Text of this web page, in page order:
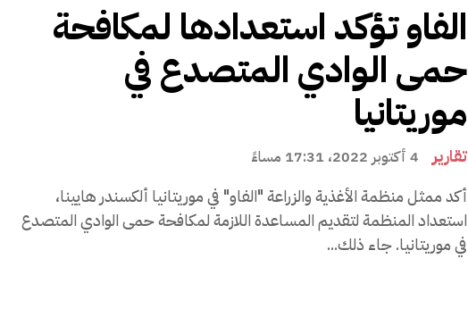
الفاو تؤكد استعدادها لمكافحة
حمى الوادي المتصدع في
موريتانيا
تقارير 4 أكتوبر 2022، 17:31 مساءً
أكد ممثل منظمة الأغذية والزراعة "الفاو" في موريتانيا ألكسندر هايينا،
استعداد المنظمة لتقديم المساعدة اللازمة لمكافحة حمى الوادي المتصدع
في موريتانيا. جاء ذلك...